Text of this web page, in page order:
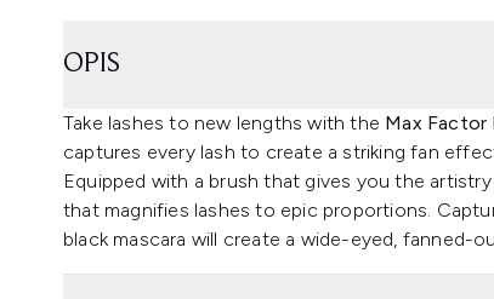
OPIS
Take lashes to new lengths with the Max Factor
captures every lash to create a striking fan
Equipped with a brush that gives you the
that magnifies lashes to epic proportions.
black mascara will create a wide-eyed, fanned-